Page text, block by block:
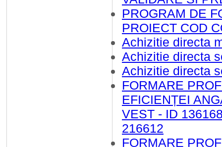
PROGRAM DE
PROIECT COD
Achizitie directa
Achizitie directa
Achizitie directa
FORMARE
EFICIENȚEI
VEST - ID
216612
FORMARE